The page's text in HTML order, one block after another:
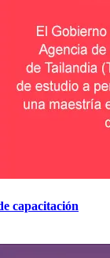
capacitación